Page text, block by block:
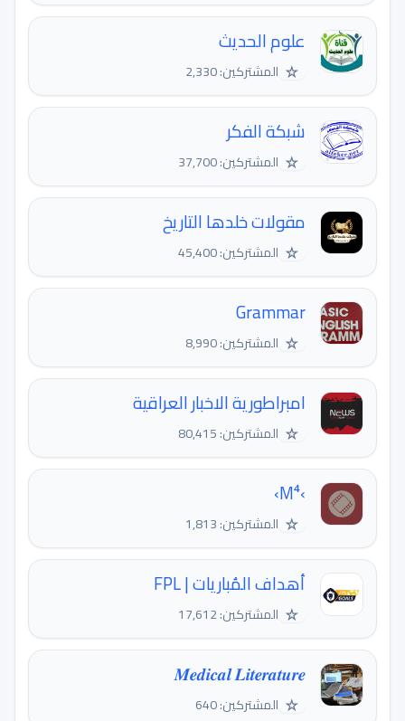
علوم الحديث
☆ المشتركين: 2,330
شبكة الفكر
☆ المشتركين: 37,700
مقولات خلدها التاريخ
☆ المشتركين: 45,400
Grammar
☆ المشتركين: 8,990
امبراطورية الاخبار العراقية
☆ المشتركين: 80,415
›M⁴›
☆ المشتركين: 1,813
أهداف المُباريات | FPL
☆ المشتركين: 17,612
𝑴𝒆𝒅𝒊𝒄𝒂𝒍 𝑳𝒊𝒕𝒆𝒓𝒂𝒕𝒖𝒓𝒆
☆ المشتركين: 640